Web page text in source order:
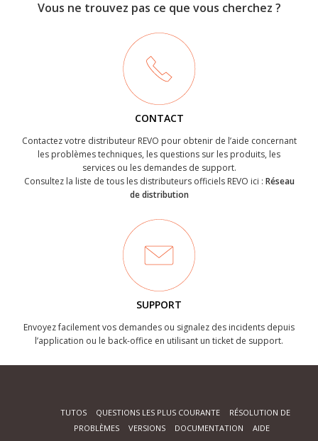
Vous ne trouvez pas ce que vous cherchez ?
CONTACT
Contactez votre distributeur REVO pour obtenir de l’aide concernant
les problèmes techniques, les questions sur les produits, les
services ou les demandes de support.
Consultez la liste de tous les distributeurs officiels REVO ici : Réseau
de distribution
SUPPORT
Envoyez facilement vos demandes ou signalez des incidents depuis
l’application ou le back-office en utilisant un ticket de support.
TUTOS QUESTIONS LES PLUS COURANTE
RÉSOLUTION DE
PROBLÈMES
VERSIONS DOCUMENTATION AIDE